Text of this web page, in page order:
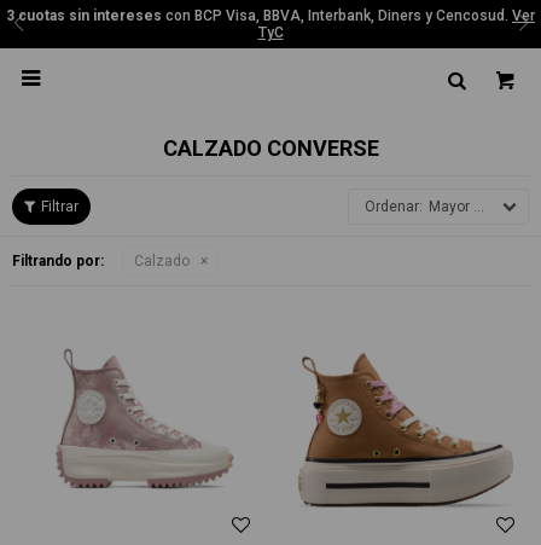
3 cuotas sin intereses con BCP Visa, BBVA, Interbank, Diners y Cencosud. Ver
TyC

CALZADO CONVERSE
Mayor precio
Filtrando por: Calzado